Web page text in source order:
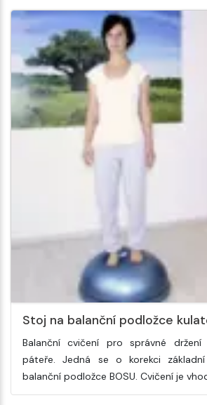
Stoj na balanční podložce
Balanční cvičení pro správné
páteře. Jedná se o korekci
balanční podložce BOSU. Cvičení je